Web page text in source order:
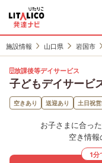
施設情報 山口県 岩国市
放課後等デイサービス
子どもデイサービ
空きあり 送迎あり 土日祝
お子さまに合っ
空き情
1分